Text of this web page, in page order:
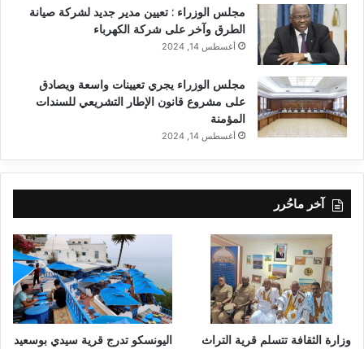
مجلس الوزراء : تعيين مدير جديد لشركة صيانة
الطرق وآخر على شركة الكهرباء
أغسطس 14, 2024
مجلس الوزراء يجري تعيينات واسعة ويصادق
على مشروع قانون الإطار التشريعي للسندات
المؤمنة
أغسطس 14, 2024
آخر ماحُرر
وزارة الثقافة تتسلم قرية التراث
اليونسكو تدرج قرية سيدي بوسعيد